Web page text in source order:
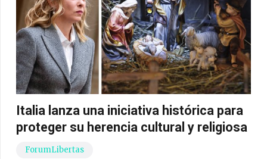
Italia lanza una iniciativa histórica para
proteger su herencia cultural y religiosa
ForumLibertas